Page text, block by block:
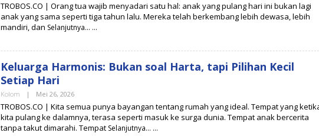
E
H
T
R
D
S
TROBOS.CO | Orang tua wajib menyadari satu hal: anak yang pulang hari ini bukan lagi
anak yang sama seperti tiga tahun lalu. Mereka telah berkembang lebih dewasa, lebih
mandiri, dan Selanjutnya…
Keluarga Harmonis: Bukan soal Harta, tapi Pilihan Kecil
Setiap Hari
Kolom | Mei 26, 2026
E
H
S
TROBOS.CO | Kita semua punya bayangan tentang rumah yang ideal. Tempat yang
kita pulang ke dalamnya, terasa seperti masuk ke surga dunia. Tempat anak bercerita
tanpa takut dimarahi. Tempat Selanjutnya…